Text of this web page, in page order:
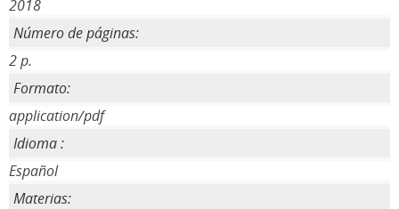
2018
Número de páginas:
2 p.
Formato:
application/pdf
Idioma :
Español
Materias: